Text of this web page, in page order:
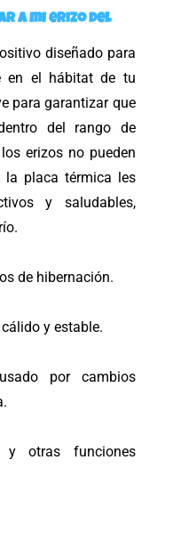
a mi erizo del
diseñado para
en el hábitat de tu
para garantizar que
del rango de
erizos no pueden
la placa térmica les
y saludables,
de hibernación.
y estable.
por cambios
y otras funciones